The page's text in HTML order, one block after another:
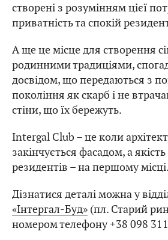
створені з розумінням цієї
приватність та спокій
А ще це місце для створення
родинними традиціями,
досвідом, що передаються з
покоління як скарб і не
стіни, що їх бережуть.
Intergal Club – це коли
закінчується фасадом, а
резидентів – на першому місці.
Дізнатися деталі можна у
«Інтергал-Буд» (пл. Старий
номером телефону +38 098